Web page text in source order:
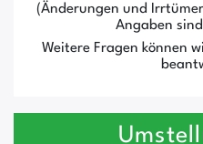
(Änderungen und
Angaben
Weitere Fragen können